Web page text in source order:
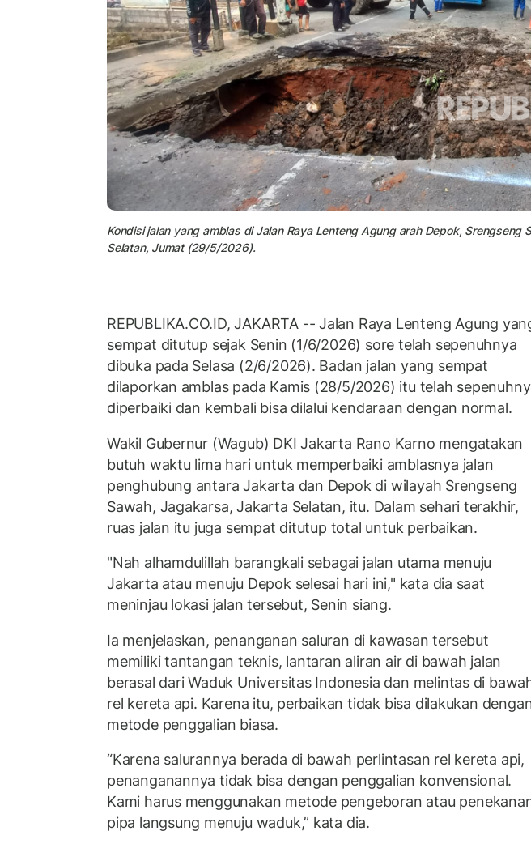
Kondisi jalan yang amblas di Jalan Raya Lenteng Agung arah Depok, Srengseng
Selatan, Jumat (29/5/2026).
REPUBLIKA.CO.ID,JAKARTA -- Jalan Raya Lenteng Agung
sempat ditutup sejak Senin (1/6/2026) sore telah sepenuhnya
dibuka pada Selasa (2/6/2026). Badan jalan yang sempat
dilaporkan amblas pada Kamis (28/5/2026) itu telah
diperbaiki dan kembali bisa dilalui kendaraan dengan normal.
Wakil Gubernur (Wagub) DKI Jakarta Rano Karno mengatakan
butuh waktu lima hari untuk memperbaiki amblasnya jalan
penghubung antara Jakarta dan Depok di wilayah Srengseng
Sawah, Jagakarsa, Jakarta Selatan, itu. Dalam sehari terakhir,
ruas jalan itu juga sempat ditutup total untuk perbaikan.
"Nah alhamdulillah barangkali sebagai jalan utama menuju
Jakarta atau menuju Depok selesai hari ini," kata dia saat
meninjau lokasi jalan tersebut, Senin siang.
Ia menjelaskan, penanganan saluran di kawasan tersebut
memiliki tantangan teknis, lantaran aliran air di bawah jalan
berasal dari Waduk Universitas Indonesia dan melintas di
rel kereta api. Karena itu, perbaikan tidak bisa dilakukan
metode penggalian biasa.
“Karena salurannya berada di bawah perlintasan rel kereta api,
penanganannya tidak bisa dengan penggalian konvensional.
Kami harus menggunakan metode pengeboran atau
pipa langsung menuju waduk,” kata dia.